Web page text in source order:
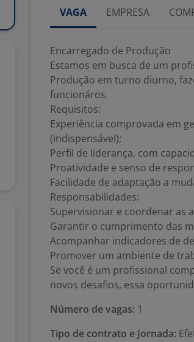
VAGA EMPRESA
Encarregado de Produção
Estamos em busca de um
Produção em turno diurno,
funcionáros.
Requisitos:
Experiência comprovada em
(indispensável);
Perfil de liderança, com
Proatividade e senso de
Facilidade de adaptação a
Responsabilidades:
Supervisionar e coordenar as
Garantir o cumprimento das
Acompanhar indicadores de
Promover um ambiente de
Se você é um profissional
novos desafios, essa
Número de vagas: 1
Tipo de contrato e Jornada: